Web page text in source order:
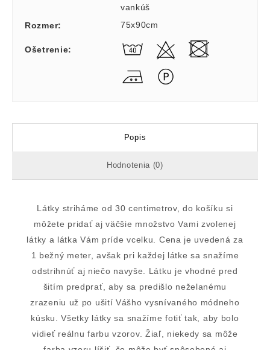
vankúš
Rozmer: 75x90cm
Ošetrenie:
Popis
Hodnotenia (0)
Látky striháme od 30 centimetrov, do košíku si
môžete pridať aj väčšie množstvo Vami zvolenej
látky a látka Vám príde vcelku. Cena je uvedená za
1 bežný meter, avšak pri každej látke sa snažíme
odstrihnúť aj niečo navyše. Látku je vhodné pred
šitím predprať, aby sa predišlo neželanému
zrazeniu už po ušití Vášho vysnívaného módneho
kúsku. Všetky látky sa snažíme fotiť tak, aby bolo
vidieť reálnu farbu vzorov. Žiaľ, niekedy sa môže